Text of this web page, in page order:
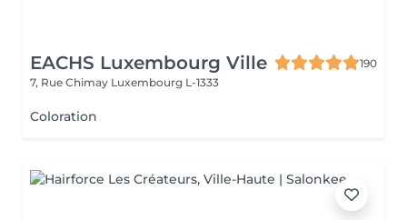
EACHS Luxembourg Ville
190
7, Rue Chimay Luxembourg L-1333
Coloration